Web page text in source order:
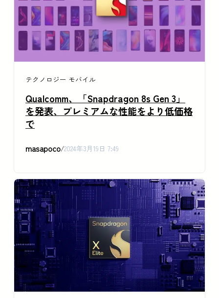
テクノロジー モバイル
Qualcomm、「Snapdragon 8s Gen 3」
を発表、プレミアムな性能をより低価格
で
masapoco/2024年3月19日 7:49